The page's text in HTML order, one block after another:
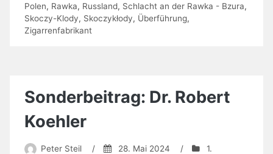
Polen, Rawka, Russland, Schlacht an der Rawka - Bzura,
Skoczy-Klody, Skoczykłody, Überführung,
Zigarrenfabrikant
Sonderbeitrag: Dr. Robert
Koehler
Peter Steil / 28. Mai 2024 /
1.